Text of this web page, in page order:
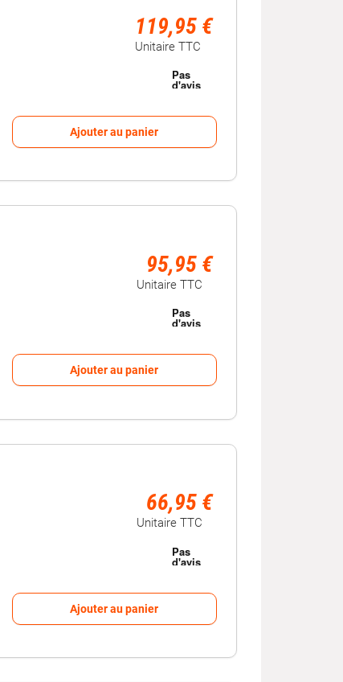
119,95 €
Unitaire TTC
Ajouter au panier
95,95 €
Unitaire TTC
Ajouter au panier
66,95 €
Unitaire TTC
Ajouter au panier